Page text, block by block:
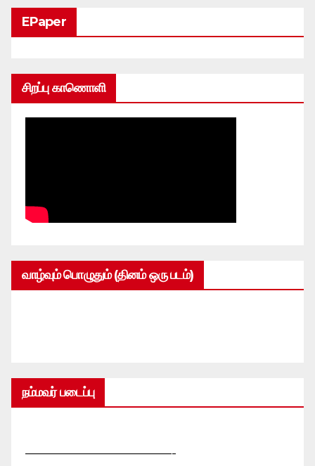
EPaper
சிறப்பு காணொளி
வாழ்வும் பொழுதும் (தினம் ஒரு படம்)
நம்மவர் படைப்பு
—————————————-